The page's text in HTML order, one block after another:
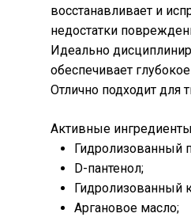
восстанавливает и
недостатки
Идеально
обеспечивает
Отлично подходит для
Активные
Гидролизованный
D-пантенол;
Гидролизованный
Аргановое масло;